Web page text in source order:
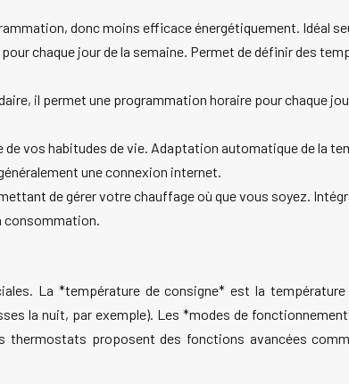
donc moins efficace énergétiquement. Idéal
chaque jour de la semaine. Permet de définir des
il permet une programmation horaire pour chaque
vos habitudes de vie. Adaptation automatique de la
une connexion internet.
de gérer votre chauffage où que vous soyez.
consommation.
La *température de consigne* est la
la nuit, par exemple). Les *modes de
proposent des fonctions avancées